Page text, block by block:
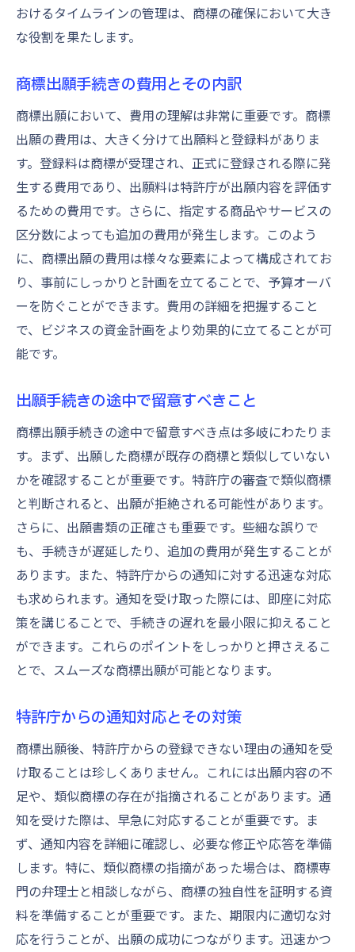
おけるタイムラインの管理は、商標の確保において大き
な役割を果たします。
商標出願手続きの費用とその内訳
商標出願において、費用の理解は非常に重要です。商標
出願の費用は、大きく分けて出願料と登録料がありま
す。登録料は商標が受理され、正式に登録される際に発
生する費用であり、出願料は特許庁が出願内容を評価す
るための費用です。さらに、指定する商品やサービスの
区分数によっても追加の費用が発生します。このよう
に、商標出願の費用は様々な要素によって構成されてお
り、事前にしっかりと計画を立てることで、予算オーバ
ーを防ぐことができます。費用の詳細を把握すること
で、ビジネスの資金計画をより効果的に立てることが可
能です。
出願手続きの途中で留意すべきこと
商標出願手続きの途中で留意すべき点は多岐にわたりま
す。まず、出願した商標が既存の商標と類似していない
かを確認することが重要です。特許庁の審査で類似商標
と判断されると、出願が拒絶される可能性があります。
さらに、出願書類の正確さも重要です。些細な誤りで
も、手続きが遅延したり、追加の費用が発生することが
あります。また、特許庁からの通知に対する迅速な対応
も求められます。通知を受け取った際には、即座に対応
策を講じることで、手続きの遅れを最小限に抑えること
ができます。これらのポイントをしっかりと押さえるこ
とで、スムーズな商標出願が可能となります。
特許庁からの通知対応とその対策
商標出願後、特許庁からの登録できない理由の通知を受
け取ることは珍しくありません。これには出願内容の不
足や、類似商標の存在が指摘されることがあります。通
知を受けた際は、早急に対応することが重要です。ま
ず、通知内容を詳細に確認し、必要な修正や応答を準備
します。特に、類似商標の指摘があった場合は、商標専
門の弁理士と相談しながら、商標の独自性を証明する資
料を準備することが重要です。また、期限内に適切な対
応を行うことが、出願の成功につながります。迅速かつ